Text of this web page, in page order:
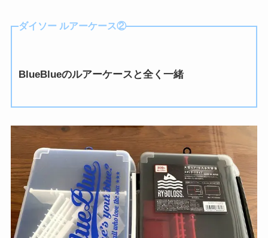
ダイソー ルアーケース②
BlueBlueのルアーケースと全く一緒